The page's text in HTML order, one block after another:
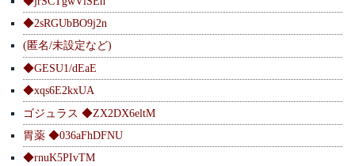
◆2sRGUbBO9j2n
(匿名/未設定など)
◆GESU1/dEaE
◆xqs6E2kxUA
ゴジュラス ◆ZX2DX6eltM
胃薬 ◆036aFhDFNU
◆rnuK5PIvTM